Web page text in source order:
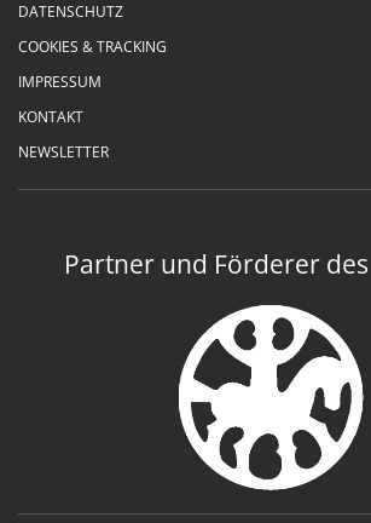
DATENSCHUTZ
COOKIES & TRACKING
IMPRESSUM
KONTAKT
NEWSLETTER
Partner und Förderer des